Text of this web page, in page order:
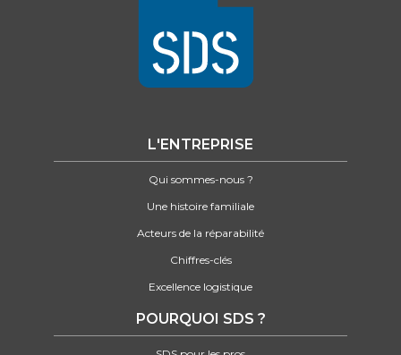
L'ENTREPRISE
Qui sommes-nous ?
Une histoire familiale
Acteurs de la réparabilité
Chiffres-clés
Excellence logistique
POURQUOI SDS ?